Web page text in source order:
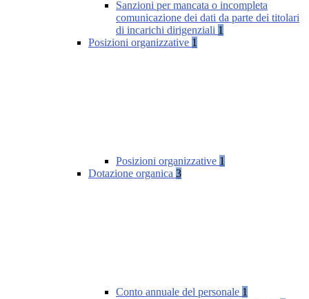
Sanzioni per mancata o incompleta
comunicazione dei dati da parte dei titolari
di incarichi dirigenziali 1
Posizioni organizzative 1
Posizioni organizzative 1
Dotazione organica 3
Conto annuale del personale 1